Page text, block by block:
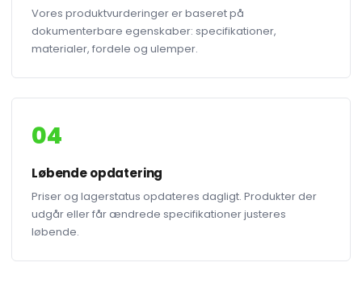
Vores produktvurderinger er baseret på
dokumenterbare egenskaber: specifikationer,
materialer, fordele og ulemper.
04
Løbende opdatering
Priser og lagerstatus opdateres dagligt. Produkter der
udgår eller får ændrede specifikationer justeres
løbende.